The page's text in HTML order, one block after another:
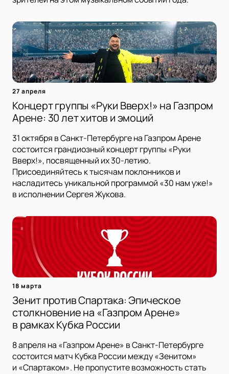
27 апреля
Концерт группы «Руки Вверх!» на Газпром
Арене: 30 лет хитов и эмоций
31 октября в Санкт-Петербурге на Газпром Арене
состоится грандиозный концерт группы «Руки
Вверх!», посвященный их 30-летию.
Присоединяйтесь к тысячам поклонников и
насладитесь уникальной программой «30 нам уже!»
в исполнении Сергея Жукова.
18 марта
Зенит против Спартака: Эпическое
столкновение на «Газпром Арене»
в рамках Кубка России
8 апреля на «Газпром Арене» в Санкт-Петербурге
состоится матч Кубка России между «Зенитом»
и «Спартаком». Не пропустите возможность стать